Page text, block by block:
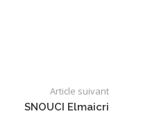
Article suivant
SNOUCI Elmaicri